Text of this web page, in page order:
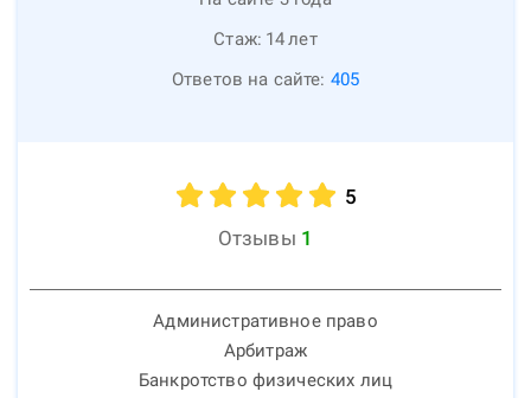
Стаж: 14лет
Ответов на сайте: 405
5
Отзывы 1
Административное право
Арбитраж
Банкротство физических лиц